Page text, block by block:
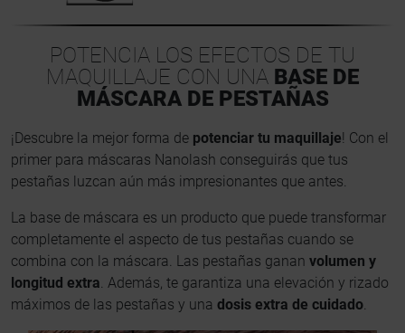
POTENCIA LOS EFECTOS DE TU
MAQUILLAJE CON UNA BASE DE
MÁSCARA DE PESTAÑAS
¡Descubre la mejor forma de potenciar tu maquillaje! Con el
primer para máscaras Nanolash conseguirás que tus
pestañas luzcan aún más impresionantes que antes.
La base de máscara es un producto que puede transformar
completamente el aspecto de tus pestañas cuando se
combina con la máscara. Las pestañas ganan volumen y
longitud extra. Además, te garantiza una elevación y rizado
máximos de las pestañas y una dosis extra de cuidado.